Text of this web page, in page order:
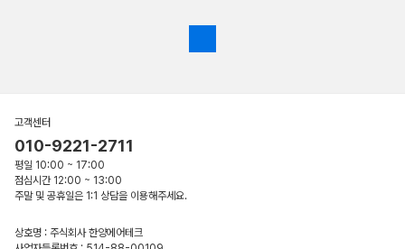
고객센터
010-9221-2711
평일 10:00 ~ 17:00
점심시간 12:00 ~ 13:00
주말 및 공휴일은 1:1 상담을 이용해주세요.
상호명 : 주식회사 한양에어테크